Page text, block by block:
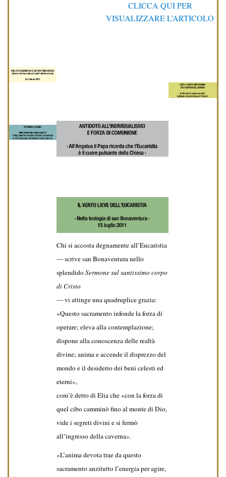
CLICCA QUI PER
VISUALIZZARE L’ARTICOLO
Chi si accosta degnamente all’Eucaristia
— scrive san Bonaventura nello
splendidoSermone sul santissimo corpo
di Cristo
— vi attinge una quadruplice grazia:
«Questo sacramento infonde la forza di
operare; eleva alla contemplazione;
dispone alla conoscenza delle realtà
divine; anima e accende il disprezzo del
mondo e il desiderio dei beni celesti ed
eterni»,
com’è detto di Elia che «con la forza di
quel cibo camminò fino al monte di Dio,
vide i segreti divini e si fermò
all’ingresso della caverna».
«L’anima devota trae da questo
sacramento anzitutto l’energia per agire,